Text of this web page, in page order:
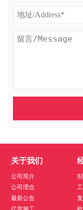
关于我们
公司简介
公司理念
最新公告